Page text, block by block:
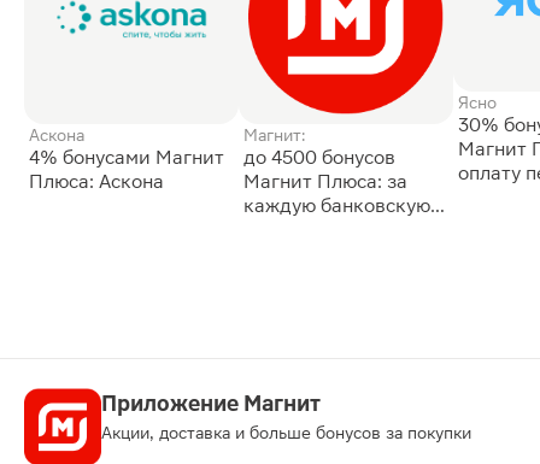
Аскона
4% бонусами Магнит
Плюса: Аскона
Магнит:
до 4500 бонусов
Магнит Плюса: за
каждую банковскую
Ясно
30%
Магнит
оплату
Приложение Магнит
Акции, доставка и больше бонусов за покупки